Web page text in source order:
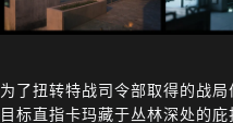
为了扭转特战司令部取得的战
目标直指卡玛藏于丛林深处的